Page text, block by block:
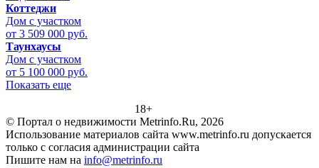
Коттеджи
Дом с участком
от 3 509 000 руб.
Таунхаусы
Дом с участком
от 5 100 000 руб.
Показать еще
18+
© Портал о недвижимости Metrinfo.Ru, 2026
Использование материалов сайта www.metrinfo.ru допускается
только с согласия администрации сайта
Пишите нам на info@metrinfo.ru